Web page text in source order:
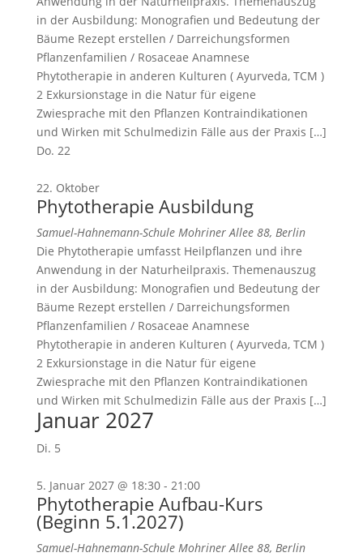
in der Ausbildung: Monografien und Bedeutung der
Bäume Rezept erstellen / Darreichungsformen
Pflanzenfamilien / Rosaceae Anamnese
Phytotherapie in anderen Kulturen ( Ayurveda, TCM )
2 Exkursionstage in die Natur für eigene
Zwiesprache mit den Pflanzen Kontraindikationen
und Wirken mit Schulmedizin Fälle aus der Praxis […]
Do. 22
22. Oktober
Phytotherapie Ausbildung
Samuel-Hahnemann-Schule Mohriner Allee 88, Berlin
Die Phytotherapie umfasst Heilpflanzen und ihre
Anwendung in der Naturheilpraxis. Themenauszug
in der Ausbildung: Monografien und Bedeutung der
Bäume Rezept erstellen / Darreichungsformen
Pflanzenfamilien / Rosaceae Anamnese
Phytotherapie in anderen Kulturen ( Ayurveda, TCM )
2 Exkursionstage in die Natur für eigene
Zwiesprache mit den Pflanzen Kontraindikationen
und Wirken mit Schulmedizin Fälle aus der Praxis […]
Januar 2027
Di. 5
5. Januar 2027 @ 18:30- 21:00
Phytotherapie Aufbau-Kurs
(Beginn 5.1.2027)
Samuel-Hahnemann-Schule Mohriner Allee 88, Berlin